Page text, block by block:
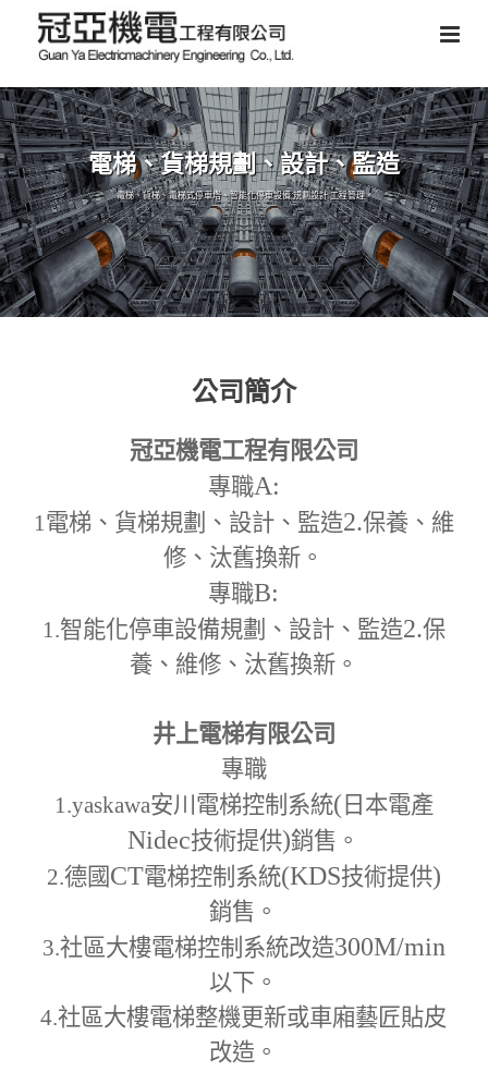
電梯、貨梯規劃、設計、監造
電梯、貨梯、電梯式停車塔、智能化停車設備,規劃設計,工程管理。
公司簡介
冠亞機電工程有限公司
專職A:
1電梯、貨梯規劃、設計、監造2.保養、維
修、汰舊換新。
專職B:
1.智能化停車設備規劃、設計、監造2.保
養、維修、汰舊換新。
井上電梯有限公司
專職
1.yaskawa安川電梯控制系統( 日本電產
Nidec技術提供)銷售。
2.德國 CT電梯控制系統(KDS技術提供)
銷售。
3.社區大樓電梯控制系統改造300M/min
以下。
4.社區大樓電梯整機更新或車廂藝匠貼皮
改造。